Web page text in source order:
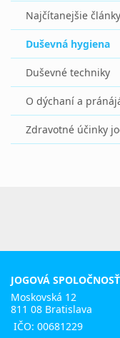
Najčítanejšie
Duševná hygiena
Duševné techniky
O dýchaní a
Zdravotné účinky
JOGOVÁ SPOLOČNOSŤ
Moskovská 12
811 08 Bratislava
IČO: 00681229